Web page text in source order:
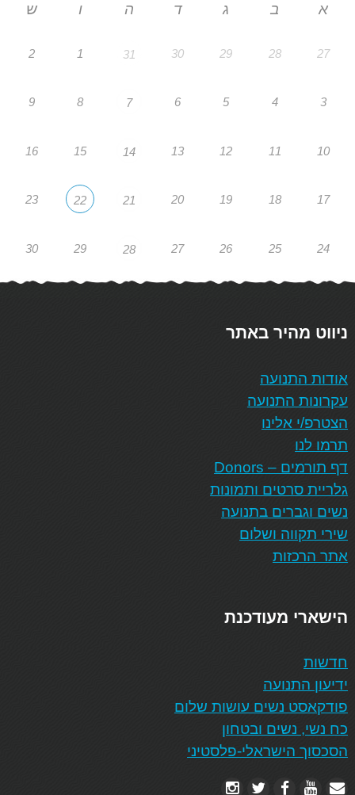
א ב ג ד ה ו ש
27
28
29
30
31
1
2
3
4
5
6
7
8
9
10
11
12
13
14
15
16
17
18
19
20
21
22
23
24
25
26
27
28
29
30
ניווט מהיר באתר
אודות התנועה
עקרונות התנועה
הצטרפ/י אלינו
תרמו לנו
דף תורמים – Donors
גלריית סרטים ותמונות
נשים וגברים בתנועה
שירי תקווה ושלום
אתר הרכזות
הישארי מעודכנת
חדשות
ידיעון התנועה
פודקאסט נשים עושות שלום
כח נשי, נשים ובטחון
הסכסוך הישראלי-פלסטיני